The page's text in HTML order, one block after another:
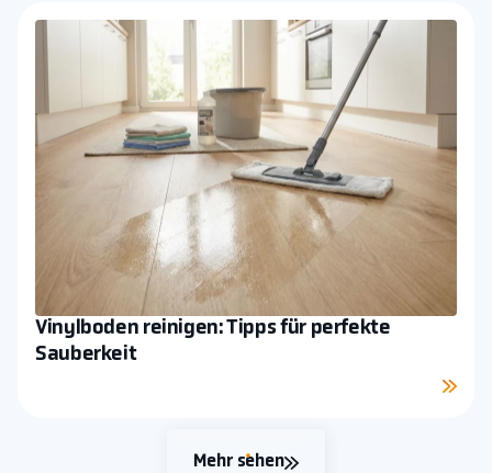
Vinylboden reinigen: Tipps für perfekte
Sauberkeit
Mehr sehen
Mehr sehen